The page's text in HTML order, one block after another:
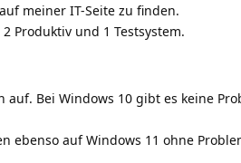
meiner IT-Seite zu finden.
Produktiv und 1 Testsystem.
Bei Windows 10 gibt es keine
ebenso auf Windows 11 ohne